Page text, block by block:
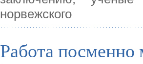
норвежского
Работа посменно